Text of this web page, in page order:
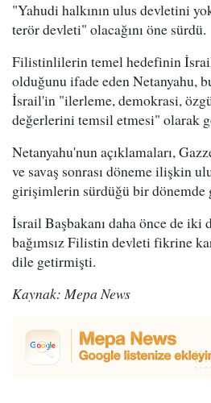
"Yahudi halkının ulus devletini
terör devleti" olacağını öne sürdü.
Filistinlilerin temel hedefinin
olduğunu ifade eden Netanyahu,
İsrail'in "ilerleme, demokrasi,
değerlerini temsil etmesi" olarak
Netanyahu'nun açıklamaları,
ve savaş sonrası döneme ilişkin
girişimlerin sürdüğü bir dönemde
İsrail Başbakanı daha önce de iki
bağımsız Filistin devleti fikrine
dile getirmişti.
Kaynak: Mepa News